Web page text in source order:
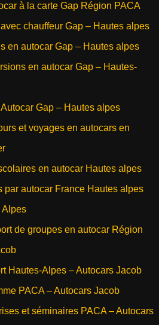
à la carte Gap Région PACA
chauffeur Gap – Hautes alpes
en autocar Gap – Hautes alpes
en autocar Gap – Hautes-
Gap – Hautes alpes
et voyages en autocars en
en autocar Hautes alpes
par autocar France Hautes alpes
Alpes
de groupes en autocar Région
Hautes-Alpes – Autocars Jacob
PACA – Autocars Jacob
et séminaires PACA – Autocars